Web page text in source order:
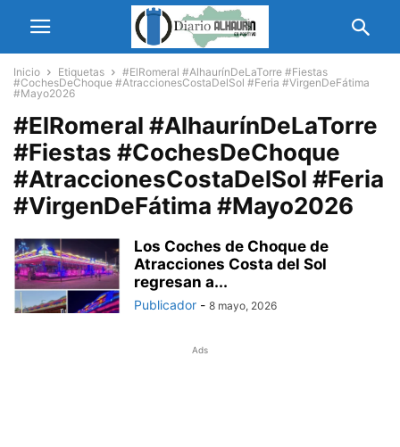
Inicio Etiquetas
#ElRomeral #AlhaurínDeLaTorre #Fiestas
#CochesDeChoque #AtraccionesCostaDelSol #Feria #VirgenDeFátima
#Mayo2026
#ElRomeral #AlhaurínDeLaTorre
#Fiestas #CochesDeChoque
#AtraccionesCostaDelSol #Feria
#VirgenDeFátima #Mayo2026
Los Coches de Choque de
Atracciones Costa del Sol
regresan a...
Publicador - 8 mayo, 2026
Ads